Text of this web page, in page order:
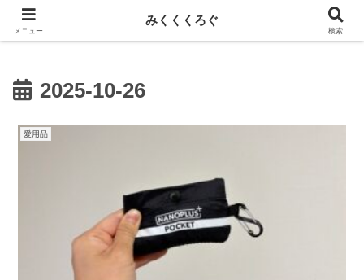
新しい記事はnoteに投稿しています！
2025-10-26
愛用品
メニュー
みくくくろぐ
検索